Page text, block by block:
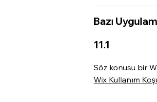
Bazı
11.1
Söz konusu bir
Wix Kullanım